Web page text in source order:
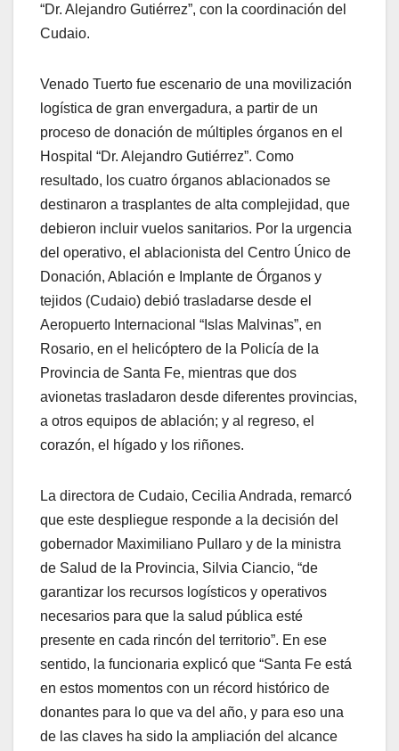
“Dr. Alejandro Gutiérrez”, con la coordinación del
Cudaio.
Venado Tuerto fue escenario de una movilización
logística de gran envergadura, a partir de un
proceso de donación de múltiples órganos en el
Hospital “Dr. Alejandro Gutiérrez”. Como
resultado, los cuatro órganos ablacionados se
destinaron a trasplantes de alta complejidad, que
debieron incluir vuelos sanitarios. Por la urgencia
del operativo, el ablacionista del Centro Único de
Donación, Ablación e Implante de Órganos y
tejidos (Cudaio) debió trasladarse desde el
Aeropuerto Internacional “Islas Malvinas”, en
Rosario, en el helicóptero de la Policía de la
Provincia de Santa Fe, mientras que dos
avionetas trasladaron desde diferentes provincias,
a otros equipos de ablación; y al regreso, el
corazón, el hígado y los riñones.
La directora de Cudaio, Cecilia Andrada, remarcó
que este despliegue responde a la decisión del
gobernador Maximiliano Pullaro y de la ministra
de Salud de la Provincia, Silvia Ciancio, “de
garantizar los recursos logísticos y operativos
necesarios para que la salud pública esté
presente en cada rincón del territorio”. En ese
sentido, la funcionaria explicó que “Santa Fe está
en estos momentos con un récord histórico de
donantes para lo que va del año, y para eso una
de las claves ha sido la ampliación del alcance